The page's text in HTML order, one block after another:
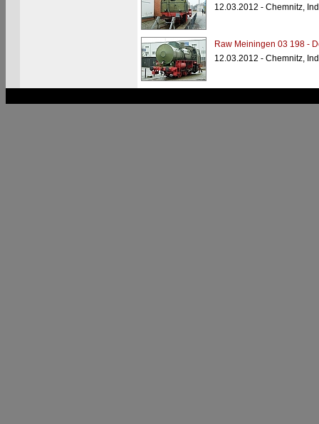
12.03.2012 - Chemnitz,
Raw Meiningen 03 198 -
12.03.2012 - Chemnitz,